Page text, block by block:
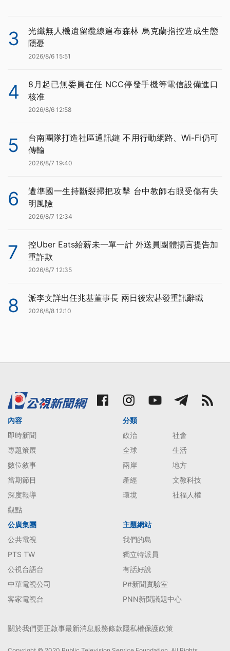
3
光纖無人機遺留纜線遍布森林 烏克蘭指控造成生態
隱憂
2026/8/6 15:51
4
8月起已無委員在任 NCC停發手機等電信設備進口
核准
2026/8/6 12:58
5
台南團隊打造社區通訊鏈 不用行動網路、Wi-Fi仍可
傳輸
2026/8/7 19:40
6
遭準國一生持斷裂掃把攻擊 台中教師右眼受傷有失
明風險
2026/8/7 12:34
7
控Uber Eats給薪未一單一計 外送員團體揚言提告加
重詐欺
2026/8/7 12:35
8 派李文詳出任兆基董事長 兩日後宏碁發重訊辭職
2026/8/8 12:10
內容
即時新聞
專題策展
數位敘事
當期節目
深度報導
觀點
分類
政治
社會
全球
生活
兩岸
地方
產經
文教科技
環境
社福人權
公廣集團
公共電視
PTS TW
公視台語台
中華電視公司
客家電視台
主題網站
我們的島
獨立特派員
有話好說
P#新聞實驗室
PNN新聞議題中心
關於我們更正啟事最新消息服務條款隱私權保護政策